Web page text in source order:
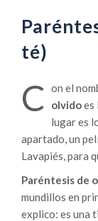
té)
C on el
olvidoes
lugar es
apartado, un
Lavapiés, para
Paréntesis de
mundillos en
explico: es una